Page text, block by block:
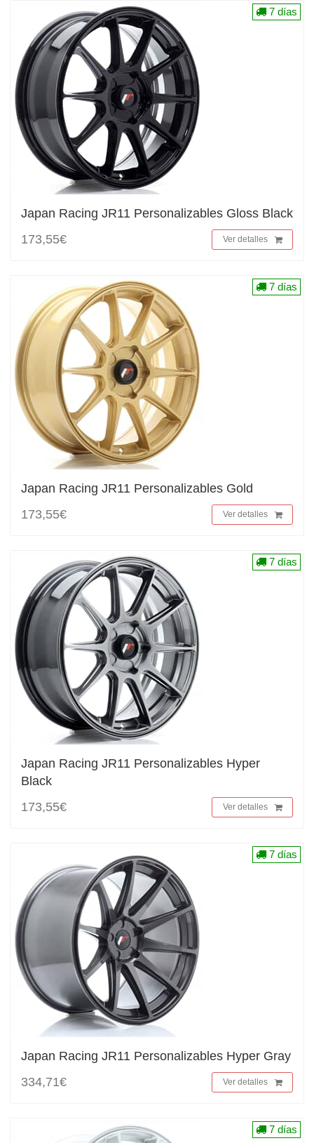
Japan Racing JR11 Personalizables Gloss Black
173,55€
Ver detalles
7 días
Japan Racing JR11 Personalizables Gold
173,55€
Ver detalles
7 días
Japan Racing JR11 Personalizables Hyper
Black
173,55€
Ver detalles
7 días
Japan Racing JR11 Personalizables Hyper Gray
334,71€
Ver detalles
7 días
7 días